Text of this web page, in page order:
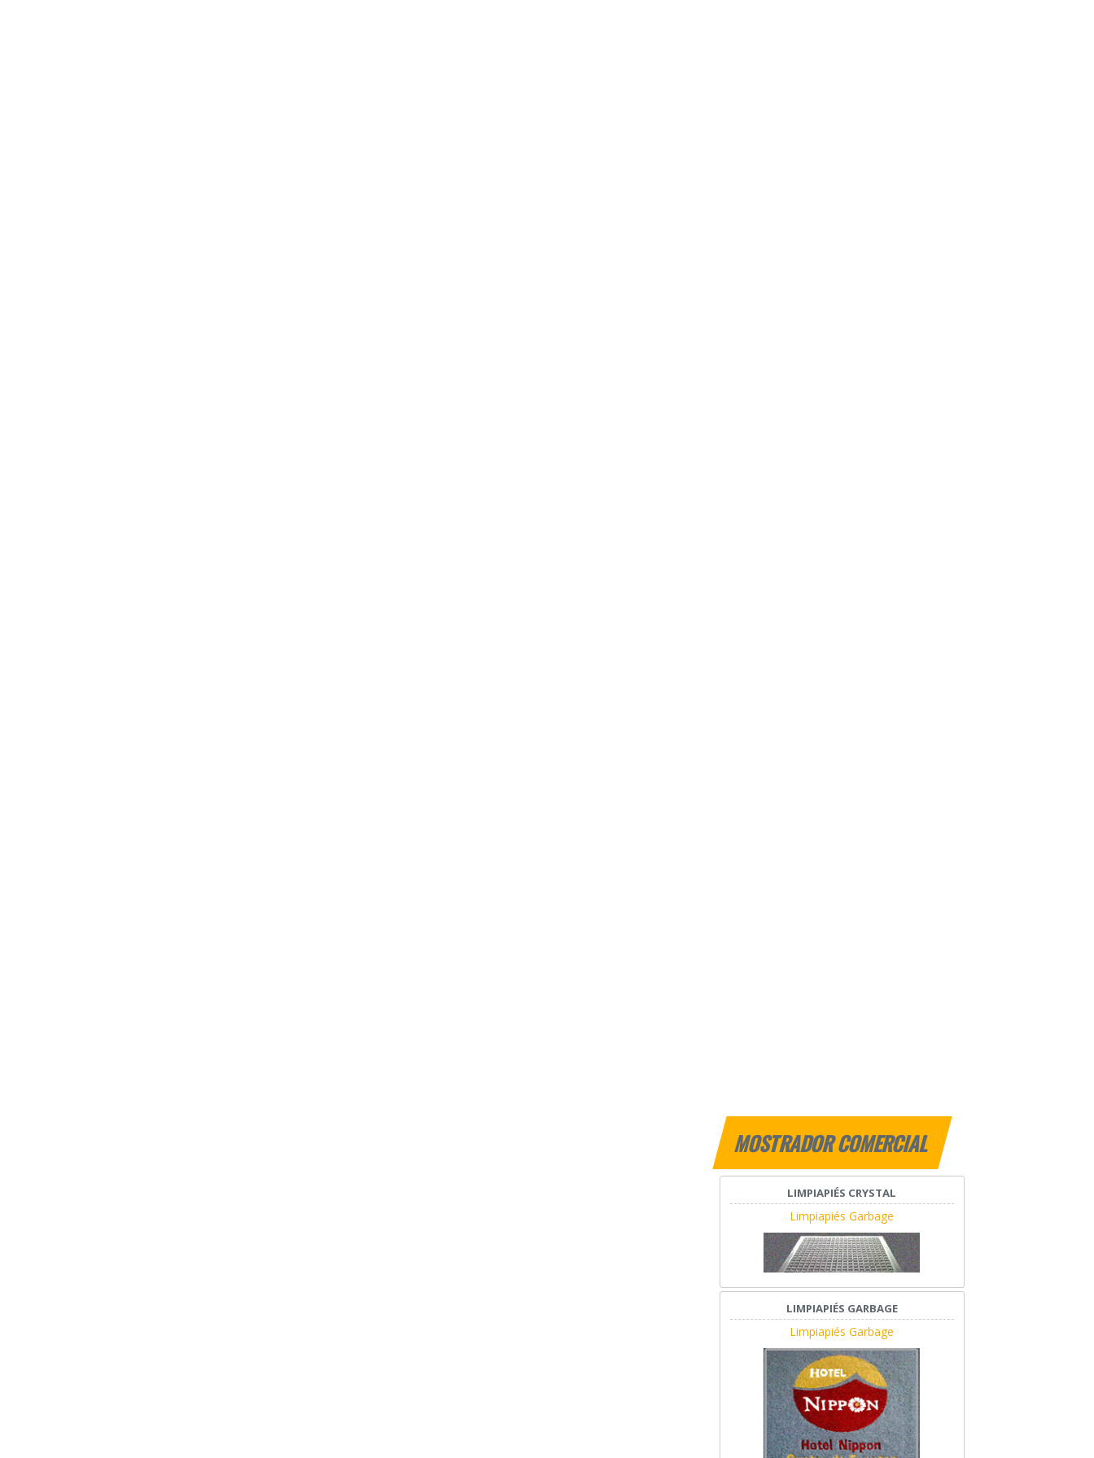
MOSTRADOR COMERCIAL
LIMPIAPIÉS CRYSTAL
Limpiapiés Garbage
LIMPIAPIÉS GARBAGE
Limpiapiés Garbage